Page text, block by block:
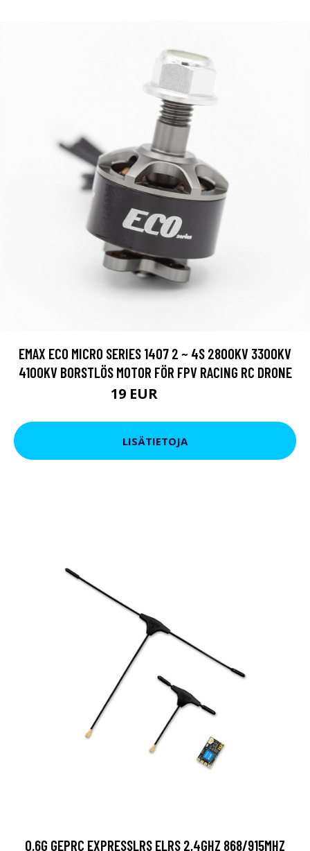
EMAX ECO MICRO SERIES 1407 2 ~ 4S 2800KV 3300KV
4100KV BORSTLÖS MOTOR FÖR FPV RACING RC DRONE
19 EUR
LISÄTIETOJA
0,6G GEPRC EXPRESSLRS ELRS 2,4GHZ 868/915MHZ